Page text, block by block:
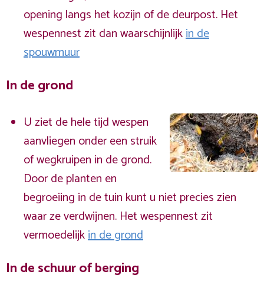
opening langs het kozijn of de deurpost. Het
wespennest zit dan waarschijnlijkin de
spouwmuur
In de grond
U ziet de hele tijd wespen
aanvliegen onder een struik
of wegkruipen in de grond.
Door de planten en
begroeiing in de tuin kunt u niet precies zien
waar ze verdwijnen. Het wespennest zit
vermoedelijkin de grond
In de schuur of berging